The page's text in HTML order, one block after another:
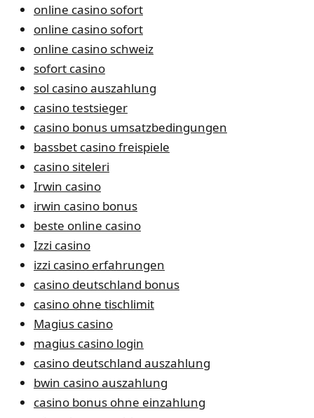
online casino sofort
online casino sofort
online casino schweiz
sofort casino
sol casino auszahlung
casino testsieger
casino bonus umsatzbedingungen
bassbet casino freispiele
casino siteleri
Irwin casino
irwin casino bonus
beste online casino
Izzi casino
izzi casino erfahrungen
casino deutschland bonus
casino ohne tischlimit
Magius casino
magius casino login
casino deutschland auszahlung
bwin casino auszahlung
casino bonus ohne einzahlung